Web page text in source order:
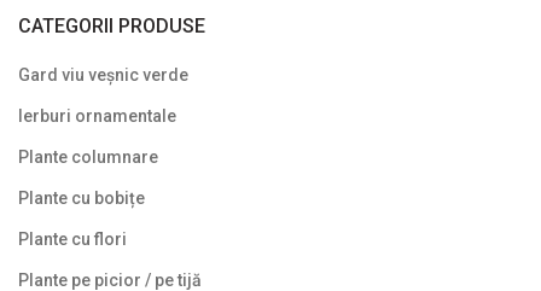
CATEGORII PRODUSE
Gard viu veșnic verde
Ierburi ornamentale
Plante columnare
Plante cu bobițe
Plante cu flori
Plante pe picior / pe tijă